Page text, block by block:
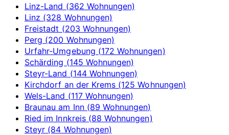
Linz-Land (362 Wohnungen)
Linz (328 Wohnungen)
Freistadt (203 Wohnungen)
Perg (200 Wohnungen)
Urfahr-Umgebung (172 Wohnungen)
Schärding (145 Wohnungen)
Steyr-Land (144 Wohnungen)
Kirchdorf an der Krems (125 Wohnungen)
Wels-Land (117 Wohnungen)
Braunau am Inn (89 Wohnungen)
Ried im Innkreis (88 Wohnungen)
Steyr (84 Wohnungen)